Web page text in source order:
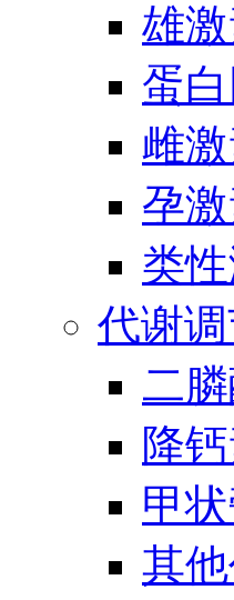
雄
蛋
雌
孕
类
代谢
二
降
甲
其